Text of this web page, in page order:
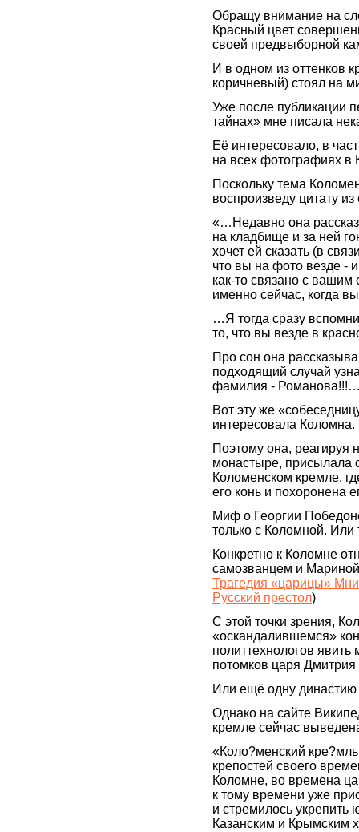
Обращу внимание на
Красный цвет
своей предвыборной
И в одном из оттенков
коричневый) стоял на
Уже после публикации
тайнах» мне писала
Её интересовало, в
на всех фотографиях в
Поскольку тема
воспроизведу цитату
«…Недавно она
на кладбище и за ней
хочет ей сказать (в
что вы на фото везде -
как-то связано с вашим
именно сейчас, когда
…Я тогда сразу
то, что вы везде в
Про сон она
подходящий случай
фамилия -
Вот эту же
интересовала Коломна.
Поэтому она, реагируя
монастыре, присылала
Коломенском кремле,
его конь и похоронена
Миф о Георгии
только с Коломной. Или
Конкретно к Коломне
самозванцем и
Трагедия «царицы»
Русский престол)
С этой точки зрения,
«оскандалившемся»
политтехнологов
потомков царя
Или ещё одну
Однако на сайте
кремле сейчас
«Коло?менский
крепостей своего
Коломне, во времена
к тому времени уже
и стремилось
Казанским и Крымским